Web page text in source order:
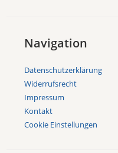
Navigation
Datenschutzerklärung
Widerrufsrecht
Impressum
Kontakt
Cookie Einstellungen